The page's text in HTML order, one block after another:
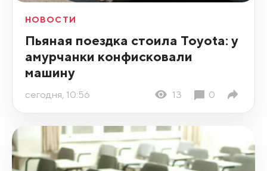
НОВОСТИ
Пьяная поездка стоила Toyota: у
амурчанки конфисковали
машину
сегодня, 10:56 13 0